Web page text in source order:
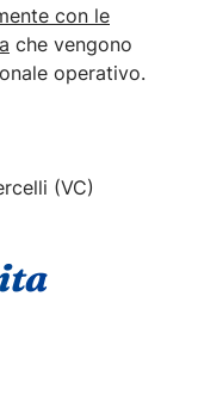
con le
che vengono
operativo.
(VC)